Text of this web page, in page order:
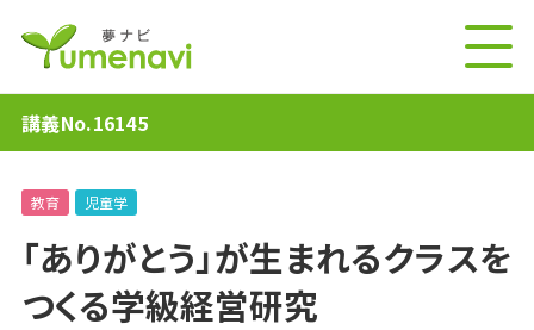
講義No.16145
教育 児童学
「ありがとう」が生まれるクラスを
つくる学級経営研究